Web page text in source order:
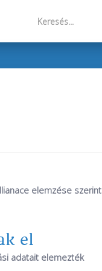
elemzése szerint
el
adatait elemezték